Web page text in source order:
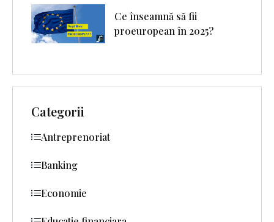
Ce înseamnă să fii
proeuropean în 2025?
Categorii
Antreprenoriat
Banking
Economie